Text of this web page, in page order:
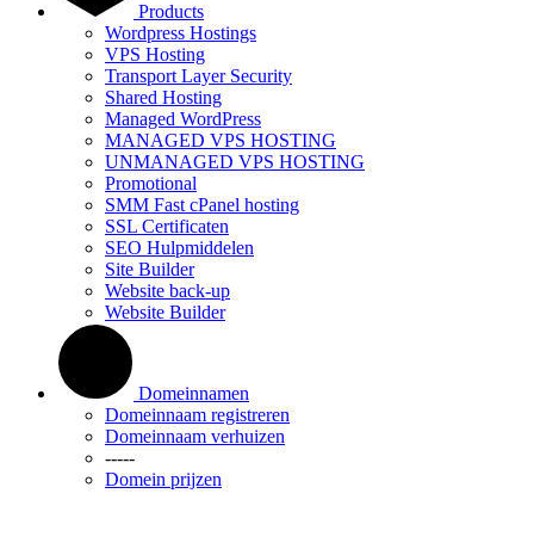
Products
Wordpress Hostings
VPS Hosting
Transport Layer Security
Shared Hosting
Managed WordPress
MANAGED VPS HOSTING
UNMANAGED VPS HOSTING
Promotional
SMM Fast cPanel hosting
SSL Certificaten
SEO Hulpmiddelen
Site Builder
Website back-up
Website Builder
Domeinnamen
Domeinnaam registreren
Domeinnaam verhuizen
-----
Domein prijzen